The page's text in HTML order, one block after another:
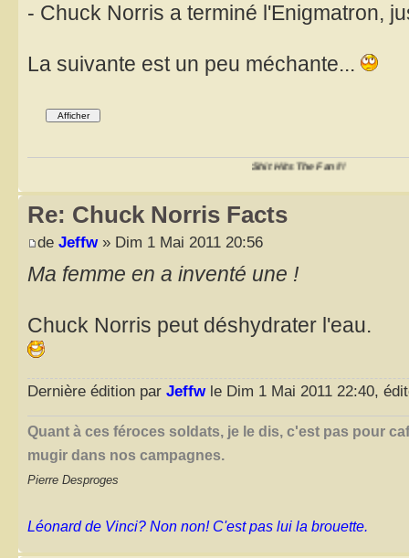
- Chuck Norris a terminé l'Enigmatron,
La suivante est un peu méchante...
Shit Hits The Fan!!!
Re: Chuck Norris Facts
de Jeffw» Dim 1 Mai 2011 20:56
Ma femme en a inventé une !
Chuck Norris peut déshydrater l'eau.
Dernière édition par Jeffwle Dim 1 Mai 2011 22:40,
Quant à ces féroces soldats, je le dis, c'est pas pour
mugir dans nos campagnes.
Pierre Desproges
Léonard de Vinci? Non non! C'est pas lui la brouette.